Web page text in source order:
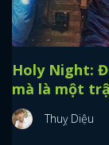
Holy Night:
mà là một
Thuỵ Diệu